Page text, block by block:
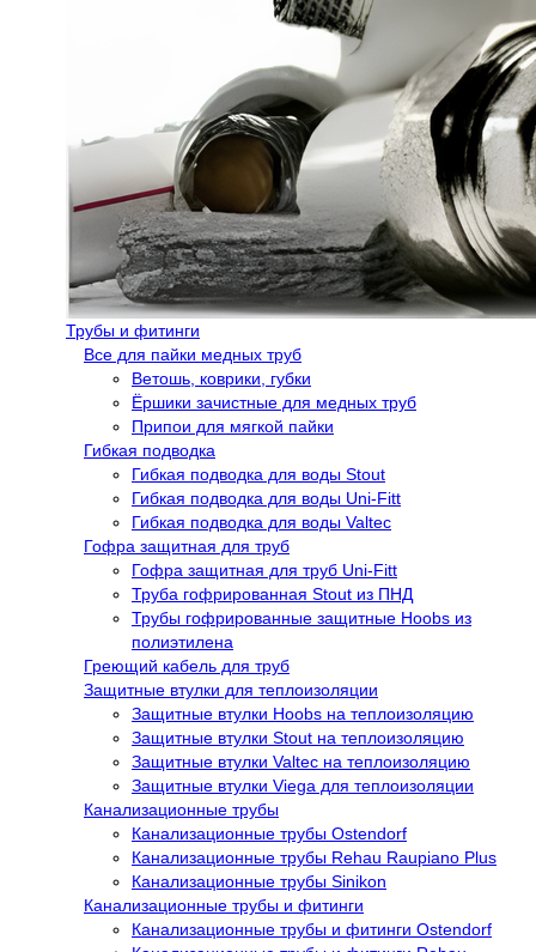
Трубы и фитинги
Все для пайки медных труб
Ветошь, коврики, губки
Ёршики зачистные для медных труб
Припои для мягкой пайки
Гибкая подводка
Гибкая подводка для воды Stout
Гибкая подводка для воды Uni-Fitt
Гибкая подводка для воды Valtec
Гофра защитная для труб
Гофра защитная для труб Uni-Fitt
Труба гофрированная Stout из ПНД
Трубы гофрированные защитные Hoobs из
полиэтилена
Греющий кабель для труб
Защитные втулки для теплоизоляции
Защитные втулки Hoobs на теплоизоляцию
Защитные втулки Stout на теплоизоляцию
Защитные втулки Valtec на теплоизоляцию
Защитные втулки Viega для теплоизоляции
Канализационные трубы
Канализационные трубы Ostendorf
Канализационные трубы Rehau Raupiano Plus
Канализационные трубы Sinikon
Канализационные трубы и фитинги
Канализационные трубы и фитинги Ostendorf